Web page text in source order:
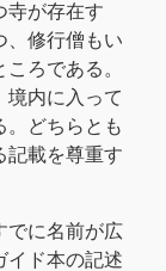
寺が存在す
、修行僧もい
ろである。
境内に入って
。どちらとも
記載を尊重す
でに名前が広
イド本の記述